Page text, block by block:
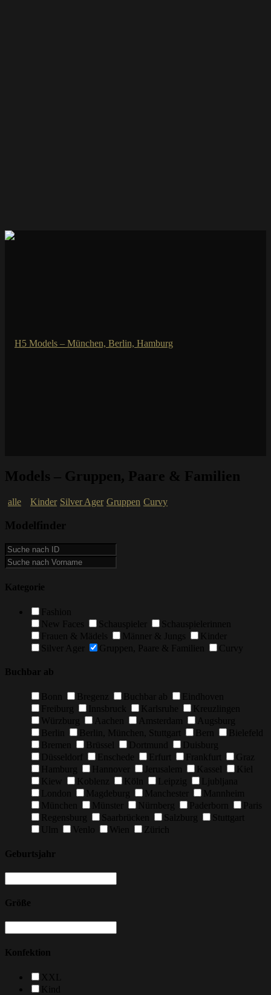
Models – Gruppen, Paare & Familien
alle Kinder Silver Ager Gruppen Curvy
Modelfinder
Kategorie
Fashion
New Faces
Schauspieler
Schauspielerinnen
Frauen & Mädels
Männer & Jungs
Kinder
Silver Ager
Gruppen, Paare & Familien Curvy
Buchbar ab
Bonn Bregenz Buchbar ab
Eindhoven
Freiburg
Innsbruck Karlsruhe
Kreuzlingen
Würzburg
Aachen Amsterdam
Augsburg
Berlin
Berlin, München, Stuttgart Bern
Bielefeld
Bremen
Brüssel Dortmund
Duisburg
Düsseldorf
Enschede Erfurt Frankfurt
Graz
Hamburg
Hannover Jerusalem Kassel
Kiel
Kiew
Koblenz Köln Leipzig
Ljubljana
London
Magdeburg Manchester
Mannheim
München
Münster Nürnberg Paderborn
Paris
Regensburg
Saarbrücken Salzburg
Stuttgart
Ulm
Venlo Wien Zürich
Geburtsjahr
Größe
Konfektion
XXL
Kind